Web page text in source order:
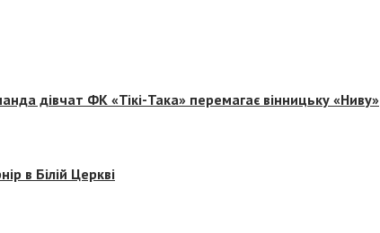
дівчат ФК «Тікі-Така» перемагає вінницьку «Ниву»
в Білій Церкві